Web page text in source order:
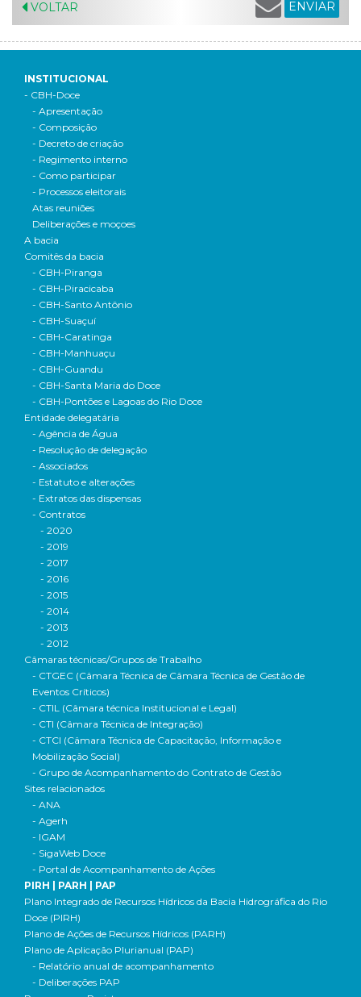
VOLTAR ENVIAR
INSTITUCIONAL
- CBH-Doce
- Apresentação
- Composição
- Decreto de criação
- Regimento interno
- Como participar
- Processos eleitorais
Atas reuniões
Deliberações e moçoes
A bacia
Comitês da bacia
- CBH-Piranga
- CBH-Piracicaba
- CBH-Santo Antônio
- CBH-Suaçuí
- CBH-Caratinga
- CBH-Manhuaçu
- CBH-Guandu
- CBH-Santa Maria do Doce
- CBH-Pontões e Lagoas do Rio Doce
Entidade delegatária
- Agência de Água
- Resolução de delegação
- Associados
- Estatuto e alterações
- Extratos das dispensas
- Contratos
- 2020
- 2019
- 2017
- 2016
- 2015
- 2014
- 2013
- 2012
Câmaras técnicas/Grupos de Trabalho
- CTGEC (Câmara Técnica de Câmara Técnica de Gestão de
Eventos Críticos)
- CTIL (Câmara técnica Institucional e Legal)
- CTI (Câmara Técnica de Integração)
- CTCI (Câmara Técnica de Capacitação, Informação e
Mobilização Social)
- Grupo de Acompanhamento do Contrato de Gestão
Sites relacionados
- ANA
- Agerh
- IGAM
- SigaWeb Doce
- Portal de Acompanhamento de Ações
PIRH | PARH | PAP
Plano Integrado de Recursos Hídricos da Bacia Hidrográfica do Rio
Doce (PIRH)
Plano de Ações de Recursos Hídricos (PARH)
Plano de Aplicação Plurianual (PAP)
- Relatório anual de acompanhamento
- Deliberações PAP